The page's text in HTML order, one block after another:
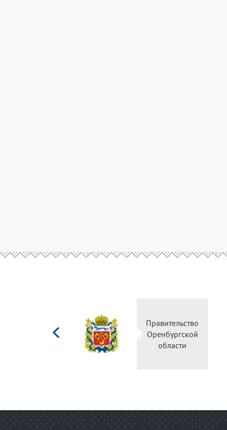
Министерство
культуры
Российской
федерации